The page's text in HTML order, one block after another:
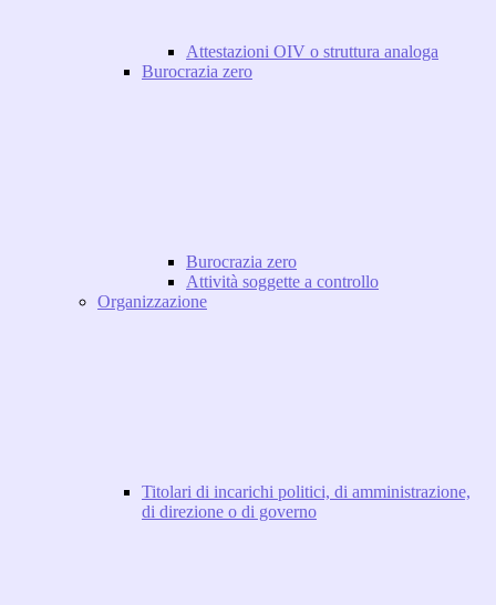
Attestazioni OIV o struttura analoga
Burocrazia zero
Burocrazia zero
Attività soggette a controllo
Organizzazione
Titolari di incarichi politici, di amministrazione,
di direzione o di governo